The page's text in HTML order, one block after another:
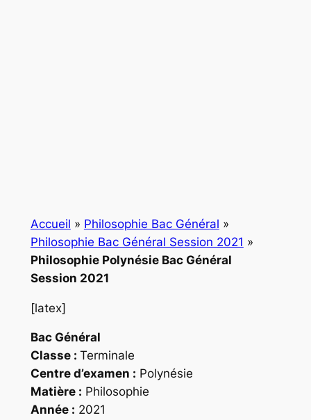
Accueil » Philosophie Bac Général »
Philosophie Bac Général Session 2021 »
Philosophie Polynésie Bac Général
Session 2021
[latex]
Bac Général
Classe : Terminale
Centre d’examen : Polynésie
Matière : Philosophie
Année : 2021